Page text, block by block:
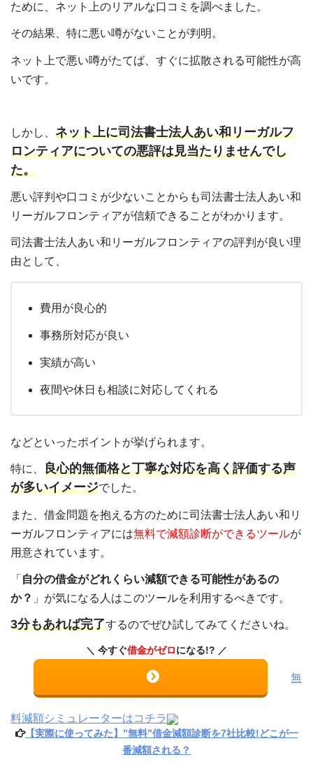
ために、ネット上のリアルな口コミを調べました。
その結果、特に悪い噂がないことが判明。
ネット上で悪い噂がたてば、すぐに拡散される可能性が高
いです。
しかし、 ネット上に司法書士法人あい和リーガルフ
ロンティアについての悪評は見当たりませんでし
た。
悪い評判や口コミが少ないことからも司法書士法人あい和
リーガルフロンティアが信頼できることがわかります。
司法書士法人あい和リーガルフロンティアの評判が良い理
由として、
費用が良心的
事務所対応が良い
実績が高い
夜間や休日も相談に対応してくれる
などといったポイントが挙げられます。
特に、 良心的無価格と丁寧な対応を高く評価する声
が多いイメージでした。
また、借金問題を抱える方のために司法書士法人あい和リ
ーガルフロンティアには無料で減額診断ができるツールが
用意されています。
「 自分の借金がどれくらい減額できる可能性があるの
か？ 」が気になる人はこのツールを利用するべきです。
3分もあれば完了するのでぜひ試してみてくださいね。
今すぐ借金がゼロになる!?
無
料減額シミュレーターはコチラ
【実際に使ってみた】”無料”借金減額診断を7社比較!どこが一
番減額される？